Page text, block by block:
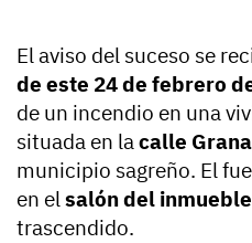
El aviso del suceso se
de este 24 de febrero
de un incendio en una
situada en lacalle
municipio sagreño. El
en elsalón del inmueble
trascendido.